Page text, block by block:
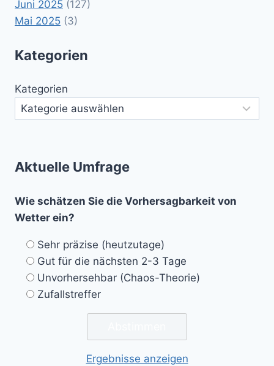
Juni 2025 (127)
Mai 2025 (3)
Kategorien
Kategorien
Aktuelle Umfrage
Wie schätzen Sie die Vorhersagbarkeit von
Wetter ein?
Sehr präzise (heutzutage)
Gut für die nächsten 2-3 Tage
Unvorhersehbar (Chaos-Theorie)
Zufallstreffer
Ergebnisse anzeigen